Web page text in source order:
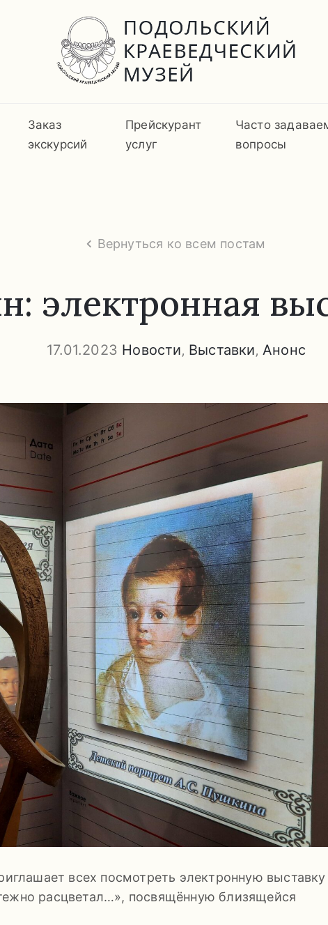
Заказ
экскурсий
Прейскурант
услуг
Часто
вопросы
Вернуться ко всем постам
электронная
17.01.2023 Новости‚ Выставки‚Анонс
всех посмотреть электронную
расцветал…», посвящённую близящейся